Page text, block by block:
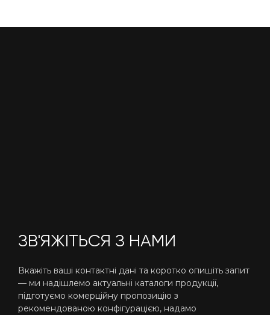
ЗВ'ЯЖІТЬСЯ З НАМИ
Вкажіть ваші контактні дані та коротко опишіть запит
— ми надішлемо актуальні каталоги продукції,
підготуємо комерційну пропозицію з
рекомендованою конфігурацією, надамо